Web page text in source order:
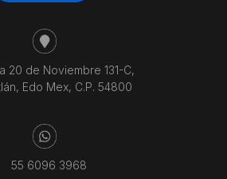
20 de Noviembre 131-C,
Edo Mex, C.P. 54800
55 6096 3968